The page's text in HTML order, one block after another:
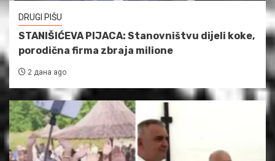
DRUGI PIŠU
STANIŠIĆEVA PIJACA: Stanovništvu dijeli koke,
porodična firma zbraja milione
2 дана ago